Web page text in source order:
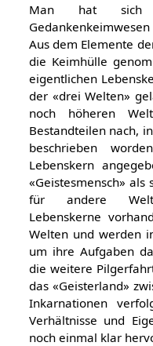
Man hat sich
Aus dem Elemente
die Keimhülle
eigentlichen
der «drei Welten»
noch höheren
Bestandteilen nach,
beschrieben
Lebenskern
«Geistesmensch»
für andere
Lebenskerne
Welten und werden
um ihre Aufgaben
die weitere
das «Geisterland»
Inkarnationen
Verhältnisse und
noch einmal klar